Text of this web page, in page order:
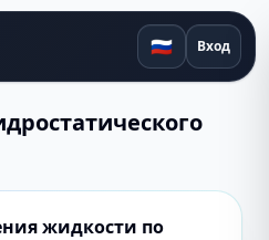
🇷🇺 Вход
жидкости по